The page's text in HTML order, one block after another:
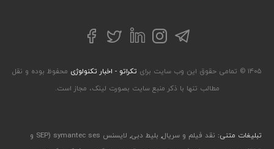
تلگراماینستاگرام
لینکداینتوییترفیسبوک
۱۴۰۵ © تمامی حقوق این وب سایت برای تکراتو - اخبار تکنولوژی محفوظ بوده و نقل
مطالب تنها با ذکر منبع سایت بصورت لینک، مجاز است.
تبلیغات متنی: نقد فیلم و سریال, بلیط دبی,
لایسنس symantec ses (SEP و